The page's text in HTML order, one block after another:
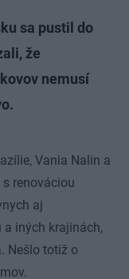
sa pustil do
že
nemusí
Vania Nalin a
renováciou
aj
iných krajinách,
Nešlo totiž o